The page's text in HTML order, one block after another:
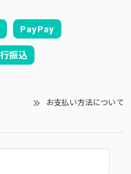
PayPay
振込
お支払い方法について